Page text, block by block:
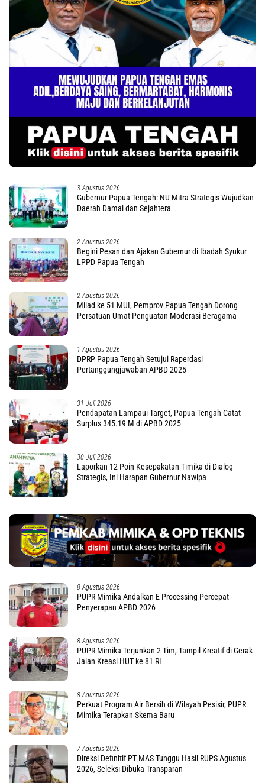
3 Agustus 2026
Gubernur Papua Tengah: NU Mitra Strategis Wujudkan
Daerah Damai dan Sejahtera
2 Agustus 2026
Begini Pesan dan Ajakan Gubernur di Ibadah Syukur
LPPD Papua Tengah
2 Agustus 2026
Milad ke 51 MUI, Pemprov Papua Tengah Dorong
Persatuan Umat-Penguatan Moderasi Beragama
1 Agustus 2026
DPRP Papua Tengah Setujui Raperdasi
Pertanggungjawaban APBD 2025
31 Juli 2026
Pendapatan Lampaui Target, Papua Tengah Catat
Surplus 345.19 M di APBD 2025
30 Juli 2026
Laporkan 12 Poin Kesepakatan Timika di Dialog
Strategis, Ini Harapan Gubernur Nawipa
8 Agustus 2026
PUPR Mimika Andalkan E-Processing Percepat
Penyerapan APBD 2026
8 Agustus 2026
PUPR Mimika Terjunkan 2 Tim, Tampil Kreatif di Gerak
Jalan Kreasi HUT ke 81 RI
8 Agustus 2026
Perkuat Program Air Bersih di Wilayah Pesisir, PUPR
Mimika Terapkan Skema Baru
7 Agustus 2026
Direksi Definitif PT MAS Tunggu Hasil RUPS Agustus
2026, Seleksi Dibuka Transparan